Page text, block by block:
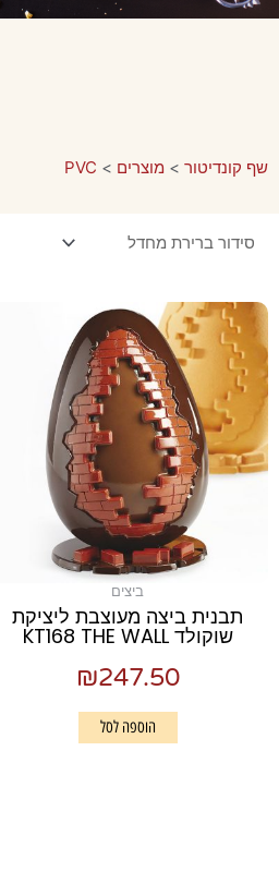
שף קונדיטור > מוצרים >
PVC
ביצים
תבנית ביצה מעוצבת ליציקת
שוקולד KT168 THE WALL
₪247.50
הוספה לסל